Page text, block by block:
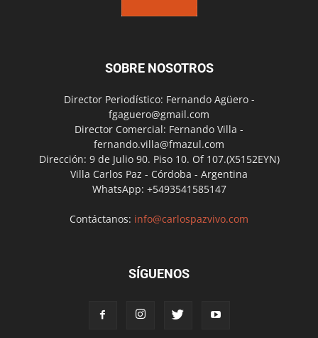
SOBRE NOSOTROS
Director Periodístico: Fernando Agüero -
fgaguero@gmail.com
Director Comercial: Fernando Villa -
fernando.villa@fmazul.com
Dirección: 9 de Julio 90. Piso 10. Of 107.(X5152EYN)
Villa Carlos Paz - Córdoba - Argentina
WhatsApp: +5493541585147
Contáctanos: info@carlospazvivo.com
SÍGUENOS